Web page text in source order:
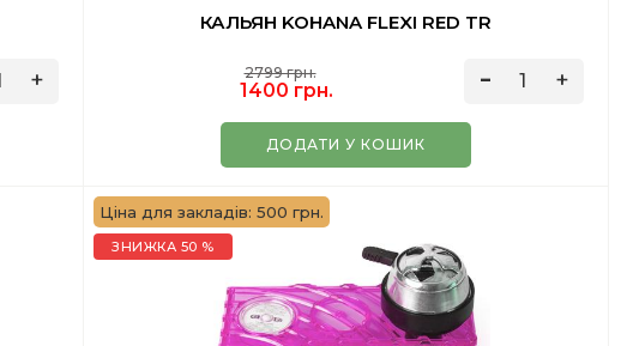
КАЛЬЯН KOHANA FLEXI RED TR
2799 грн.
1400 грн.
ДОДАТИ У КОШИК
Ціна для закладів: 500 грн.
ЗНИЖКА 50 %